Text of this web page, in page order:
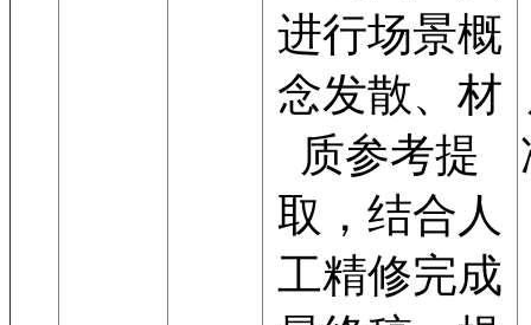
进行场景概
念发散、材
质参考提
取，结合人
工精修完成